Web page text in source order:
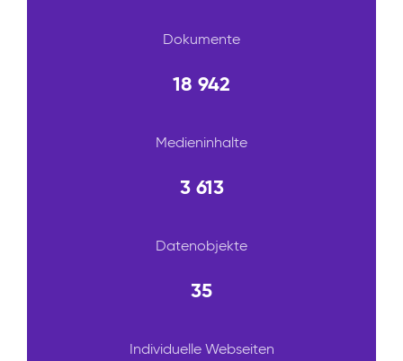
Dokumente
18 942
Medieninhalte
3 613
Datenobjekte
35
Individuelle Webseiten